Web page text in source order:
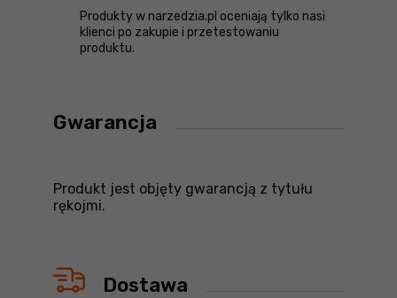
Produkty w narzedzia.pl oceniają tylko nasi
klienci po zakupie i przetestowaniu
produktu.
Gwarancja
Produkt jest objęty gwarancją z tytułu
rękojmi.
Dostawa